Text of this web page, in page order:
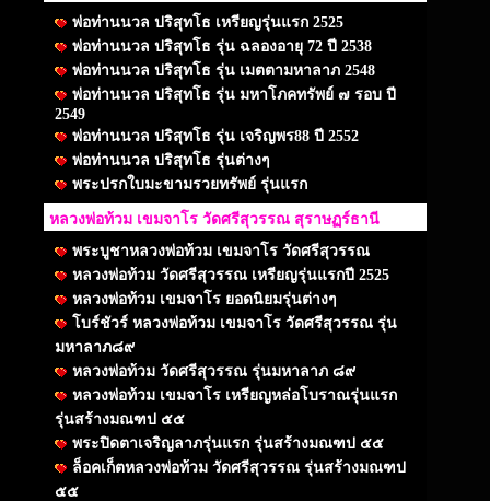
พ่อท่านนวล ปริสุทโธ เหรียญรุ่นแรก 2525
พ่อท่านนวล ปริสุทโธ รุ่น ฉลองอายุ 72 ปี 2538
พ่อท่านนวล ปริสุทโธ รุ่น เมตตามหาลาภ 2548
พ่อท่านนวล ปริสุทโธ รุ่น มหาโภคทรัพย์ ๗ รอบ ปี
2549
พ่อท่านนวล ปริสุทโธ รุ่น เจริญพร88 ปี 2552
พ่อท่านนวล ปริสุทโธ รุ่นต่างๆ
พระปรกใบมะขามรวยทรัพย์ รุ่นแรก
หลวงพ่อท้วม เขมจาโร วัดศรีสุวรรณ สุราษฏร์ธานี
พระบูชาหลวงพ่อท้วม เขมจาโร วัดศรีสุวรรณ
หลวงพ่อท้วม วัดศรีสุวรรณ เหรียญรุ่นแรกปี 2525
หลวงพ่อท้วม เขมจาโร ยอดนิยมรุ่นต่างๆ
โบร์ชัวร์ หลวงพ่อท้วม เขมจาโร วัดศรีสุวรรณ รุ่น
มหาลาภ๘๙
หลวงพ่อท้วม วัดศรีสุวรรณ รุ่นมหาลาภ ๘๙
หลวงพ่อท้วม เขมจาโร เหรียญหล่อโบราณรุ่นแรก
รุ่นสร้างมณฑป ๕๕
พระปิดตาเจริญลาภรุ่นแรก รุ่นสร้างมณฑป ๕๕
ล็อคเก็ตหลวงพ่อท้วม วัดศรีสุวรรณ รุ่นสร้างมณฑป
๕๕